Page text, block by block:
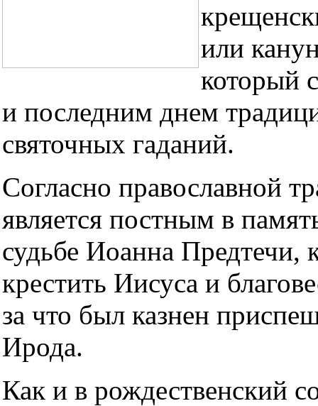
или
который
и последним днем
святочных гаданий.
Согласно православной
является постным в
судьбе Иоанна Предтечи,
крестить Иисуса и
за что был казнен
Ирода.
Как и в рождественский